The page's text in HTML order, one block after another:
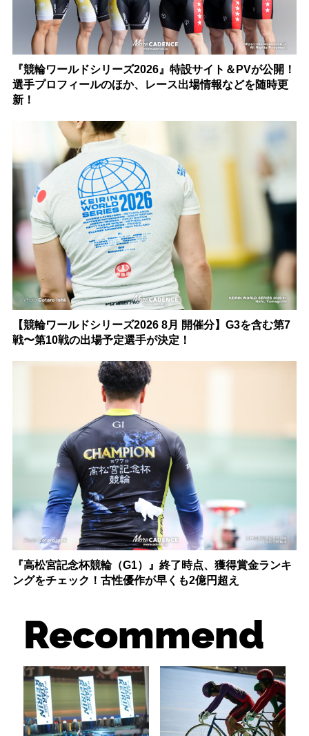
『競輪ワールドシリーズ2026』特設サイト＆PVが公開！
選手プロフィールのほか、レース出場情報などを随時更
新！
【競輪ワールドシリーズ2026 8月 開催分】G3を含む第7
戦〜第10戦の出場予定選手が決定！
『高松宮記念杯競輪（G1）』終了時点、獲得賞金ランキ
ングをチェック！古性優作が早くも2億円超え
Recommend